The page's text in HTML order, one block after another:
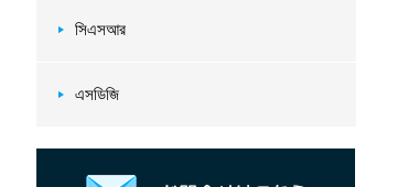
সিএসআর
এসডিজি